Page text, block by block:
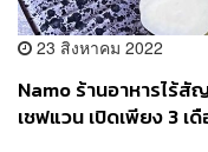
23 สิงหาคม 2022
Namo ร้านอาหารไร้
เชฟแวน เปิดเพียง 3 เ